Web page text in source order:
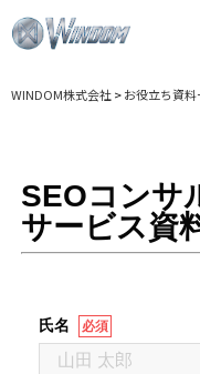
WINDOM株式会社>お役立ち資料
SEOコンサ
サービス資
氏名 必須